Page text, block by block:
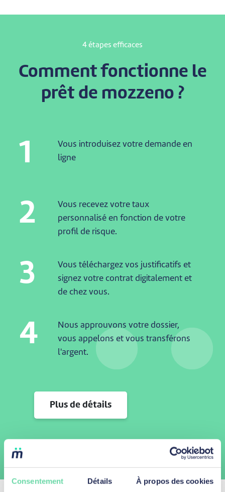
Consentement Détails À propos des cookies
4 étapes efficaces
Comment fonctionne le
prêt de mozzeno ?
1
Vous introduisez votre demande en
ligne
2
Vous recevez votre taux
personnalisé en fonction de votre
profil de risque.
3
Vous téléchargez vos justificatifs et
signez votre contrat digitalement et
de chez vous.
4
Nous approuvons votre dossier,
vous appelons et vous transférons
l'argent.
Plus de détails